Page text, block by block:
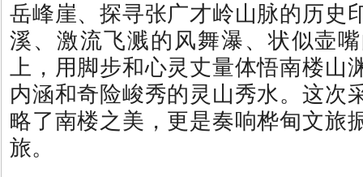
岳峰崖、探寻张广才岭山脉的历史
溪、激流飞溅的风舞瀑、状似壶
上，用脚步和心灵丈量体悟南楼山
内涵和奇险峻秀的灵山秀水。这次
略了南楼之美，更是奏响桦甸文旅
旅。